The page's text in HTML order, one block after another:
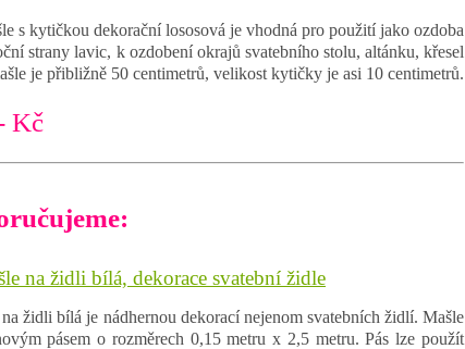
s kytičkou dekorační lososová je vhodná pro použití jako ozdoba
strany lavic, k ozdobení okrajů svatebního stolu, altánku, křesel
je přibližně 50 centimetrů, velikost kytičky je asi 10 centimetrů.
Kč
na židli bílá, dekorace svatební židle
na židli bílá je nádhernou dekorací nejenom svatebních židlí. Mašle
pásem o rozměrech 0,15 metru x 2,5 metru. Pás lze použít